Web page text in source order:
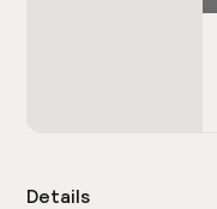
Details